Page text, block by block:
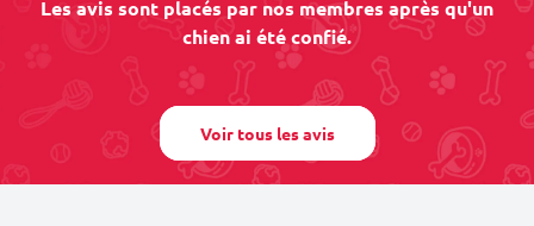
Les avis sont placés par nos membres après qu'un
chien ai été confié.
Voir tous les avis